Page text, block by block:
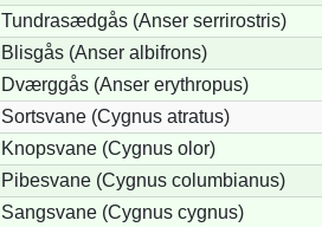
Tundrasædgås (Anser serrirostris)
Blisgås (Anser albifrons)
Dværggås (Anser erythropus)
Sortsvane (Cygnus atratus)
Knopsvane (Cygnus olor)
Pibesvane (Cygnus columbianus)
Sangsvane (Cygnus cygnus)